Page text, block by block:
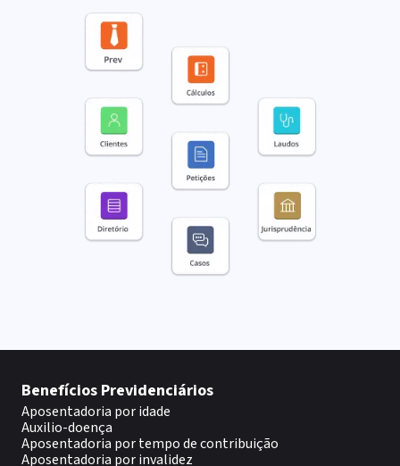
Benefícios Previdenciários
Aposentadoria por idade
Auxilio-doença
Aposentadoria por tempo de contribuição
Aposentadoria por invalidez